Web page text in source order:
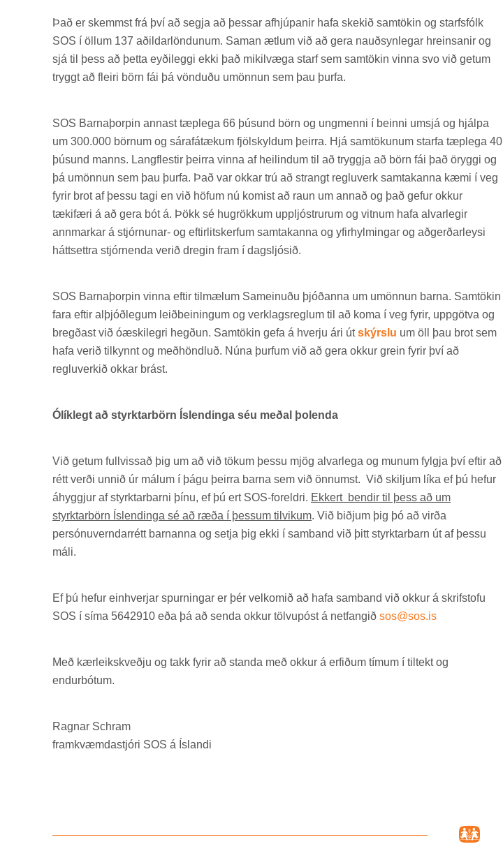
Það er skemmst frá því að segja að þess­ar af­hjúp­an­ir hafa skek­ið sam­tök­in og starfs­fólk
SOS í öll­um 137 að­ild­ar­lönd­un­um. Sam­an ætl­um við að gera nauð­syn­leg­ar hreins­an­ir og
sjá til þess að þetta eyði­leggi ekki það mik­il­væga starf sem sam­tök­in vinna svo við get­um
tryggt að fleiri börn fái þá vönd­uðu umönn­un sem þau þurfa.
SOS Barna­þorp­in ann­ast tæp­lega 66 þús­und börn og ung­menni í beinni um­sjá og hjálpa
um 300.000 börn­um og sára­fá­tæk­um fjöl­skyld­um þeirra. Hjá sam­tök­un­um starfa tæp­lega 40
þús­und manns. Lang­flest­ir þeirra vinna af heil­ind­um til að tryggja að börn fái það ör­yggi og
þá umönn­un sem þau þurfa. Það var okk­ar trú að strangt reglu­verk sam­tak­anna kæmi í veg
fyr­ir brot af þessu tagi en við höf­um nú kom­ist að raun um ann­að og það gef­ur okk­ur
tæki­færi á að gera bót á. Þökk sé hug­rökk­um upp­ljóstr­ur­um og vitn­um hafa al­var­leg­ir
ann­mark­ar á stjórn­un­ar- og eft­ir­lit­s­kerf­um sam­tak­anna og yf­ir­hylm­ing­ar og að­gerð­ar­leysi
hátt­settra stjórn­enda ver­ið dreg­in fram í dags­ljós­ið.
SOS Barna­þorp­in vinna eft­ir til­mæl­um Sam­ein­uðu þjóð­anna um umönn­un barna. Sam­tök­in
fara eft­ir al­þjóð­leg­um leið­bein­ing­um og verklags­regl­um til að koma í veg fyr­ir, upp­götva og
bregð­ast við óæski­legri hegð­un. Sam­tök­in gefa á hverju ári útskýrslu um öll þau brot sem
hafa ver­ið til­kynnt og með­höndl­uð. Núna þurf­um við að gera okk­ur grein fyr­ir því að
reglu­verk­ið okk­ar brást.
Ólíklegt að styrktarbörn Íslendinga séu meðal þolenda
Við get­um full­viss­að þig um að við tök­um þessu mjög al­var­lega og mun­um fylgja því eft­ir að
rétt verði unn­ið úr mál­um í þágu þeirra barna sem við önn­umst. Við skilj­um líka ef þú hef­ur
áhyggj­ur af styrkt­ar­barni þínu, ef þú ert SOS-for­eldri. Ekkert bendir til þess að um
styrktarbörn Íslendinga sé að ræða í þessum tilvikum. Við biðj­um þig þó að virða
per­sónu­vernd­ar­rétt barn­anna og setja þig ekki í sam­band við þitt styrkt­ar­barn út af þessu
máli.
Ef þú hef­ur ein­hverj­ar spurn­ing­ar er þér vel­kom­ið að hafa sam­band við okk­ur á skrif­stofu
SOS í síma 5642910 eða þá að senda okk­ur tölvu­póst á net­fang­ið sos@sos.is
Með kær­leikskveðju og takk fyr­ir að standa með okk­ur á erf­ið­um tím­um í til­tekt og
end­ur­bót­um.
Ragn­ar Schram
fram­kvæmda­stjóri SOS á Ís­landi